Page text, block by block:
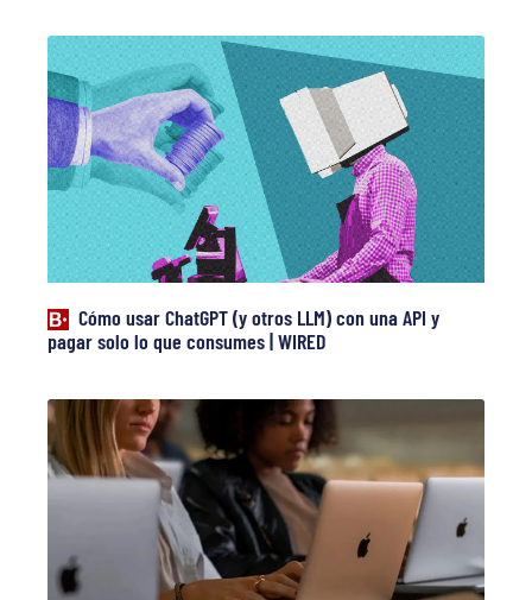
Cómo usar ChatGPT (y otros LLM) con una API y
pagar solo lo que consumes | WIRED